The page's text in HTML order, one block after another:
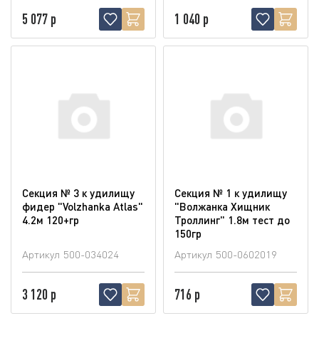
5 077 р 1 040 р
Секция № 3 к удилищу
фидер "Volzhanka Atlas"
4.2м 120+гр
Артикул 500-034024
3 120 р
Секция № 1 к удилищу
"Волжанка Хищник
Троллинг" 1.8м тест до
150гр
Артикул 500-0602019
716 р